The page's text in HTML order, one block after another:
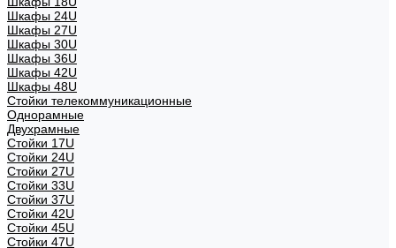
Шкафы 24U
Шкафы 27U
Шкафы 30U
Шкафы 36U
Шкафы 42U
Шкафы 48U
Стойки телекоммуникационные
Однорамные
Двухрамные
Стойки 17U
Стойки 24U
Стойки 27U
Стойки 33U
Стойки 37U
Стойки 42U
Стойки 45U
Стойки 47U